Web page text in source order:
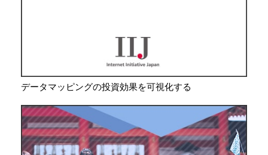
データマッピングの投資効果を可視化する